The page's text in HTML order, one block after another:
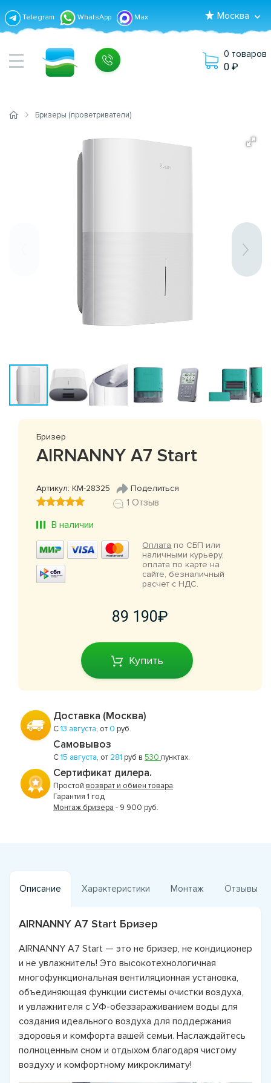
Telegram WhatsApp Max Москва
0 товаров
0
Бризеры (проветриватели)
Бризер
AIRNANNY A7 Start
Артикул: КМ-28325 Поделиться
1 Отзыв
В наличии
Оплата по СБП или
наличными курьеру,
оплата по карте на
сайте, безналичный
расчет с НДС.
89 190
Купить
Доставка (Москва)
С13 августа, от 0 руб.
Самовывоз
С15 августа, от 281 руб в 530 пунктах.
Сертификат дилера.
Простой возврат и обмен товара.
Гарантия 1 год
Монтаж бризера - 9 900 руб.
Описание Характеристики Монтаж Отзывы
AIRNANNY A7 Start Бризер
AIRNANNY A7 Start — это не бризер, не кондиционер
и не увлажнитель! Это высокотехнологичная
многофункциональная вентиляционная установка,
объединяющая функции системы очистки воздуха,
и увлажнителя с УФ-обеззараживанием воды для
создания идеального воздуха для поддержания
здоровья и комфорта вашей семьи. Наслаждайтесь
полноценным сном и отдыхом благодаря чистому
воздуху и комфортному микроклимату!